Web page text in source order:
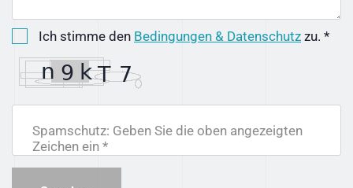
Ich stimme den Bedingungen & Datenschutz zu. *
Spamschutz: Geben Sie die oben angezeigten
Zeichen ein *